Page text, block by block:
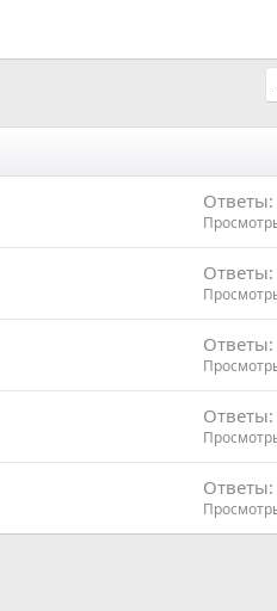
Ответы
Ответы
Ответы
Ответы
Ответы